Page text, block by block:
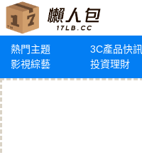
熱門主題 3C產品快訊
影視綜藝
投資理財